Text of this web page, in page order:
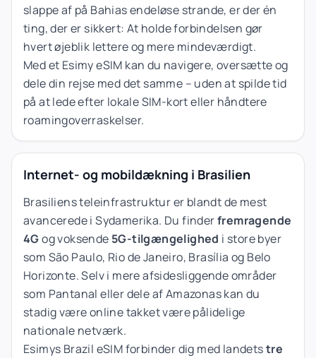
slappe af på Bahias endeløse strande, er der én
ting, der er sikkert: At holde forbindelsen gør
hvert øjeblik lettere og mere mindeværdigt.
Med et Esimy eSIM kan du navigere, oversætte og
dele din rejse med det samme – uden at spilde tid
på at lede efter lokale SIM-kort eller håndtere
roamingoverraskelser.
Internet- og mobildækning i Brasilien
Brasiliens teleinfrastruktur er blandt de mest
avancerede i Sydamerika. Du finderfremragende
4Gog voksende 5G-tilgængelighed i store byer
som São Paulo, Rio de Janeiro, Brasília og Belo
Horizonte. Selv i mere afsidesliggende områder
som Pantanal eller dele af Amazonas kan du
stadig være online takket være pålidelige
nationale netværk.
Esimys Brazil eSIM forbinder dig med landetstre